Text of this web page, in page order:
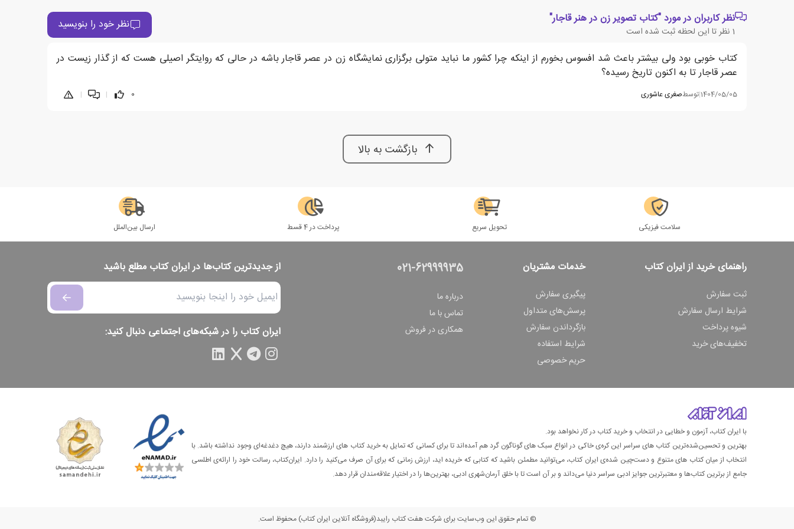
نظر کاربران در مورد "کتاب تصویر زن در هنر قاجار"
1 نظر تا این لحظه ثبت شده است نظر خود را بنویسید
کتاب خوبی بود ولی بیشتر باعث شد افسوس بخورم از اینکه چرا کشور ما نباید متولی برگزاری نمایشگاه زن در عصر قاجار باشه در حالی که روایتگر اصیلی هست که از گذار زیست در
عصر قاجار تا به اکنون تاریخ رسیده؟
1404/05/05
|توسطصغری عاشوری 0
|
|
بازگشت به بالا
سلامت فیزیکی تحویل سریع پرداخت در 4 قسط ارسال بین‌الملل
راهنمای خرید از ایران کتاب
ثبت سفارش
شرایط ارسال سفارش
شیوه پرداخت
تخفیف‌های خرید
خدمات مشتریان
پیگیری سفارش
پرسش‌های متداول
بازگرداندن سفارش
شرایط استفاده
حریم خصوصی
021-62999935
درباره ما
تماس با ما
همکاری در فروش
از جدیدترین کتاب‌ها در ایران کتاب مطلع باشید
ایران کتاب را در شبکه‌های اجتماعی دنبال کنید:
با ایران کتاب، آزمون و خطایی در انتخاب و خرید کتاب در کار نخواهد بود.
بهترین و تحسین‌شده‌ترین کتاب‌ های سراسر این کره‌ی خاکی در انواع سبک های گوناگون گرد هم آمده‌اند تا برای کسانی که تمایل به خرید کتاب های ارزشمند دارند، هیچ دغدغه‌ای وجود نداشته باشد. با
انتخاب از میان کتاب های متنوع و دست‌چین شده‌ی ایران کتاب، می‌توانید مطمئن باشید که کتابی که خریده اید، ارزش زمانی که برای آن صرف می‌کنید را دارد. ایران‌کتاب، رسالت خود را ارائه‌ی اطلسی
جامع از برترین کتاب‌ها و معتبرترین جوایز ادبی سراسر دنیا می‌داند و بر آن است تا با خلق آرمان‌شهری ادبی، بهترین‌ها را در اختیار علاقه‌مندان قرار دهد.
© تمام حقوق این وب‌سایت برای شرکت هفت کتاب رایبد(فروشگاه آنلاین ایران کتاب) محفوظ است.